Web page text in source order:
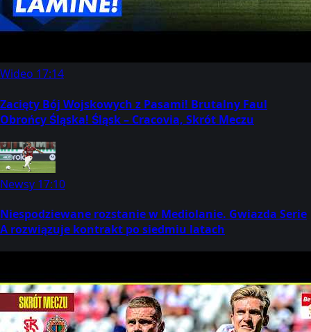
Wideo 17:14
Zacięty Bój Wojskowych z Pasami! Brutalny Faul
Obrońcy Śląska! Śląsk – Cracovia, Skrót Meczu
Newsy 17:10
Niespodziewane rozstanie w Mediolanie. Gwiazda Serie
A rozwiązuje kontrakt po siedmiu latach